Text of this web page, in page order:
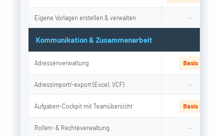
Eigene Vorlagen erstellen & verwalten —
Kommunikation & Zusammenarbeit
Adressenverwaltung Basis
Adressimport/-export (Excel, VCF) —
Aufgaben-Cockpit mit Teamübersicht Basis
Rollen- & Rechteverwaltung —